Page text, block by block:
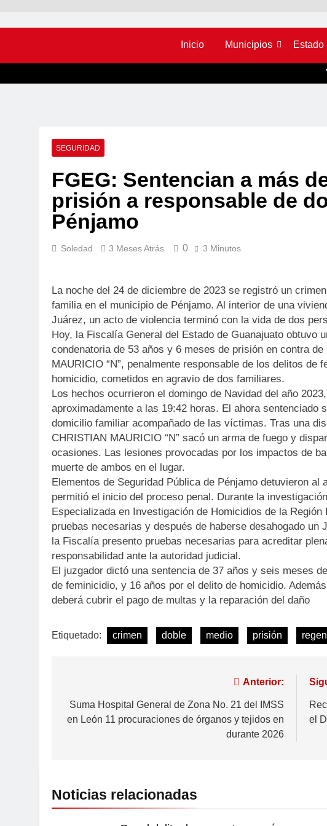
Inicio Municipios Estado
SEGURIDAD
FGEG: Sentencian a más
prisión a responsable de
Pénjamo
Soledad 3 Meses Atrás 0 3 Minutos
La noche del 24 de diciembre de 2023 se registró un
familia en el municipio de Pénjamo. Al interior de una
Juárez, un acto de violencia terminó con la vida de dos
Hoy, la Fiscalía General del Estado de Guanajuato obtuvo
condenatoria de 53 años y 6 meses de prisión en contra de
MAURICIO “N”, penalmente responsable de los delitos de
homicidio, cometidos en agravio de dos familiares.
Los hechos ocurrieron el domingo de Navidad del año 2023,
aproximadamente a las 19:42 horas. El ahora sentenciado
domicilio familiar acompañado de las víctimas. Tras una
CHRISTIAN MAURICIO “N” sacó un arma de fuego y
ocasiones. Las lesiones provocadas por los impactos de
muerte de ambos en el lugar.
Elementos de Seguridad Pública de Pénjamo detuvieron al
permitió el inicio del proceso penal. Durante la
Especializada en Investigación de Homicidios de la Región
pruebas necesarias y después de haberse desahogado un
la Fiscalía presento pruebas necesarias para acreditar
responsabilidad ante la autoridad judicial.
El juzgador dictó una sentencia de 37 años y seis meses
de feminicidio, y 16 años por el delito de homicidio.
deberá cubrir el pago de multas y la reparación del daño
Etiquetado: crimen doble medio prisión
Anterior:
Suma Hospital General de Zona No. 21 del IMSS
en León 11 procuraciones de órganos y tejidos en
durante 2026
el
Noticias relacionadas